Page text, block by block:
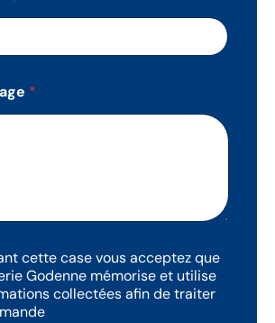
*
cette case vous acceptez que
Godenne mémorise et utilise
collectées afin de traiter